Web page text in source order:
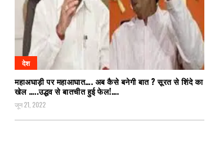
देश
महाअघाड़ी पर महाआघात…. अब कैसे बनेगी बात ? सूरत से शिंदे का
खेल …..उद्धव से बातचीत हुई फेल!….
जून 21, 2022